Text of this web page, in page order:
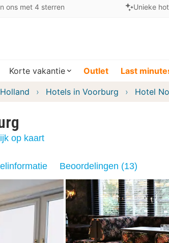
ons met 4 sterren Unieke
Korte vakantie Outlet Last
Hotels in Voorburg Hotel
op kaart
Beoordelingen (13)